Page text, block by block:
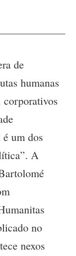
de
humanas
corporativos
um dos
A
no
nexos